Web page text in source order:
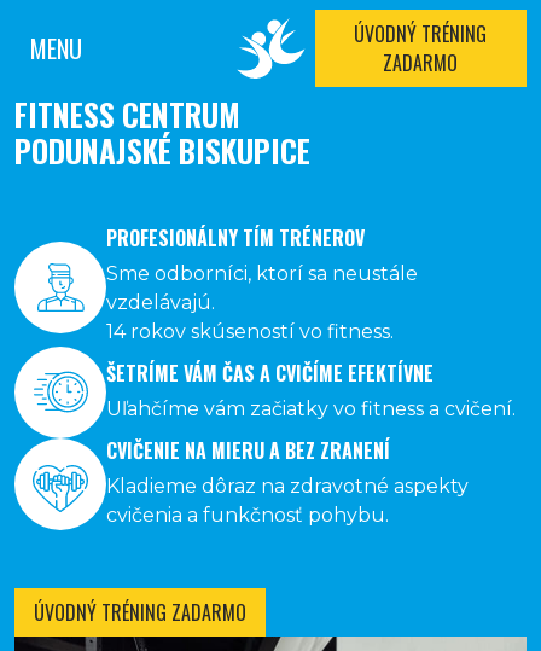
MENU
ÚVODNÝ TRÉNING
ZADARMO
FITNESS CENTRUM
PODUNAJSKÉ BISKUPICE
PROFESIONÁLNY TÍM TRÉNEROV
Sme odborníci, ktorí sa neustále
vzdelávajú.
14 rokov skúseností vo fitness.
ŠETRÍME VÁM ČAS A CVIČÍME EFEKTÍVNE
Uľahčíme vám začiatky vo fitness a cvičení.
CVIČENIE NA MIERU A BEZ ZRANENÍ
Kladieme dôraz na zdravotné aspekty
cvičenia a funkčnosť pohybu.
ÚVODNÝ TRÉNING ZADARMO